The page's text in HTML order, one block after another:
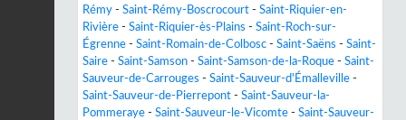
Rémy - Saint-Rémy-Boscrocourt - Saint-Riquier-en-
Rivière - Saint-Riquier-ès-Plains - Saint-Roch-sur-
Égrenne - Saint-Romain-de-Colbosc - Saint-Saëns - Saint-
Saire - Saint-Samson - Saint-Samson-de-la-Roque - Saint-
Sauveur-de-Carrouges - Saint-Sauveur-d'Émalleville -
Saint-Sauveur-de-Pierrepont - Saint-Sauveur-la-
Pommeraye - Saint-Sauveur-le-Vicomte - Saint-Sauveur-